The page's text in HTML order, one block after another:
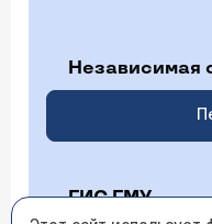
Независимая
ГИС ГМУ